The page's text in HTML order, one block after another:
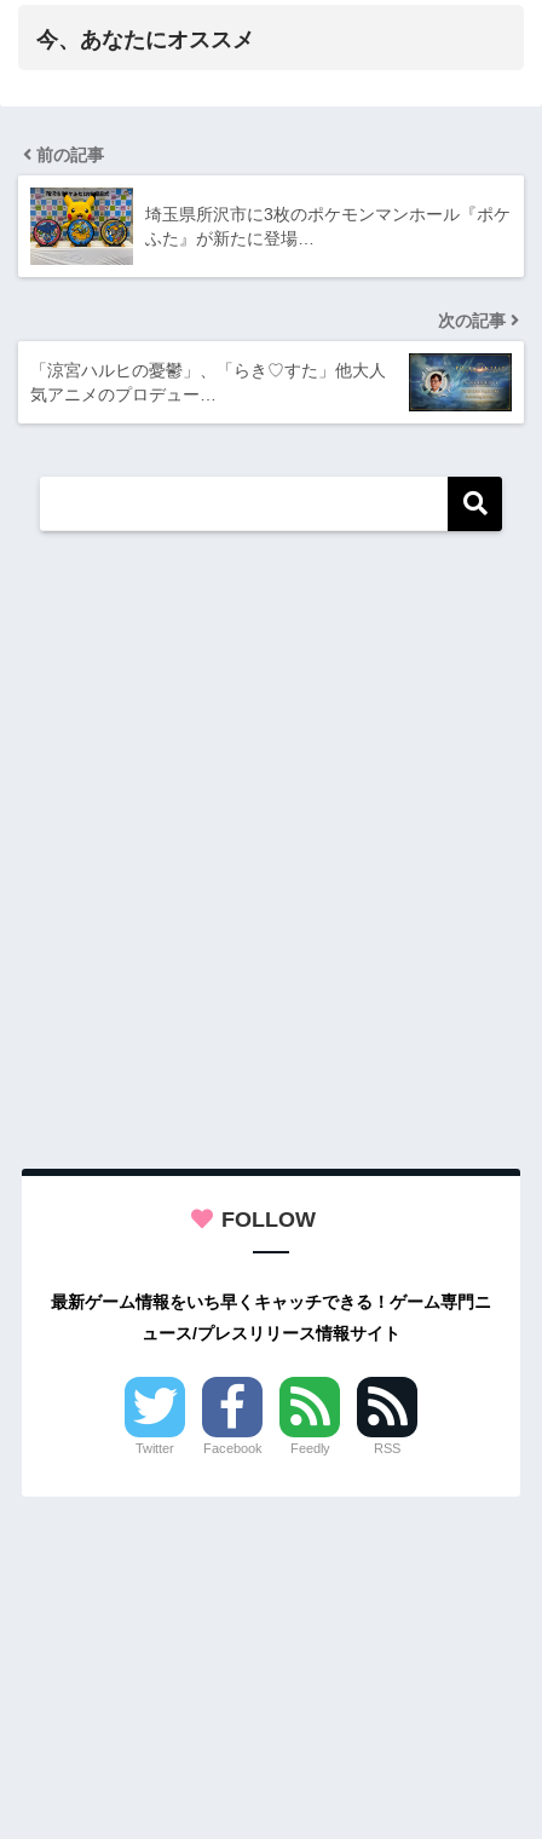
今、あなたにオススメ
前の記事
埼玉県所沢市に3枚のポケモンマンホール『ポケ
ふた』が新たに登場…
次の記事
「涼宮ハルヒの憂鬱」、「らき♡すた」他大人
気アニメのプロデュー…
FOLLOW
最新ゲーム情報をいち早くキャッチできる！ゲーム専門ニ
ュース/プレスリリース情報サイト
Twitter Facebook Feedly RSS